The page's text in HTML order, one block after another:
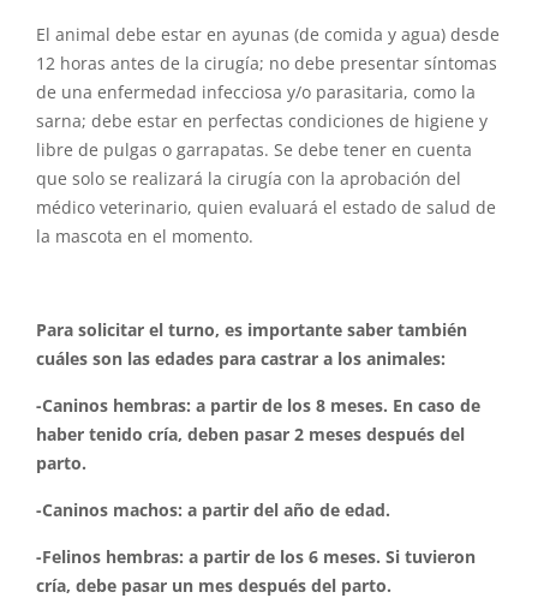
El animal debe estar en ayunas (de comida y agua) desde
12 horas antes de la cirugía; no debe presentar síntomas
de una enfermedad infecciosa y/o parasitaria, como la
sarna; debe estar en perfectas condiciones de higiene y
libre de pulgas o garrapatas. Se debe tener en cuenta
que solo se realizará la cirugía con la aprobación del
médico veterinario, quien evaluará el estado de salud de
la mascota en el momento.
Para solicitar el turno, es importante saber también
cuáles son las edades para castrar a los animales:
-Caninos hembras: a partir de los 8 meses. En caso de
haber tenido cría, deben pasar 2 meses después del
parto.
-Caninos machos: a partir del año de edad.
-Felinos hembras: a partir de los 6 meses. Si tuvieron
cría, debe pasar un mes después del parto.